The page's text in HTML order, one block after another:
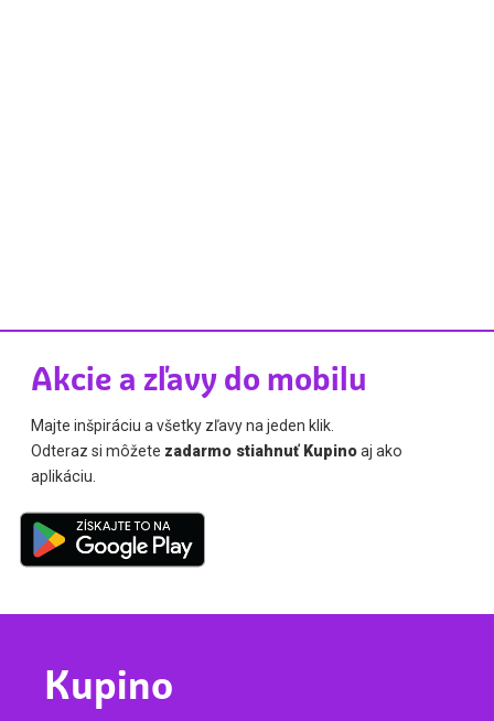
Akcie a zľavy do mobilu
Majte inšpiráciu a všetky zľavy na jeden klik.
Odteraz si môžete zadarmo stiahnuť Kupinoaj ako
aplikáciu.
Kupino